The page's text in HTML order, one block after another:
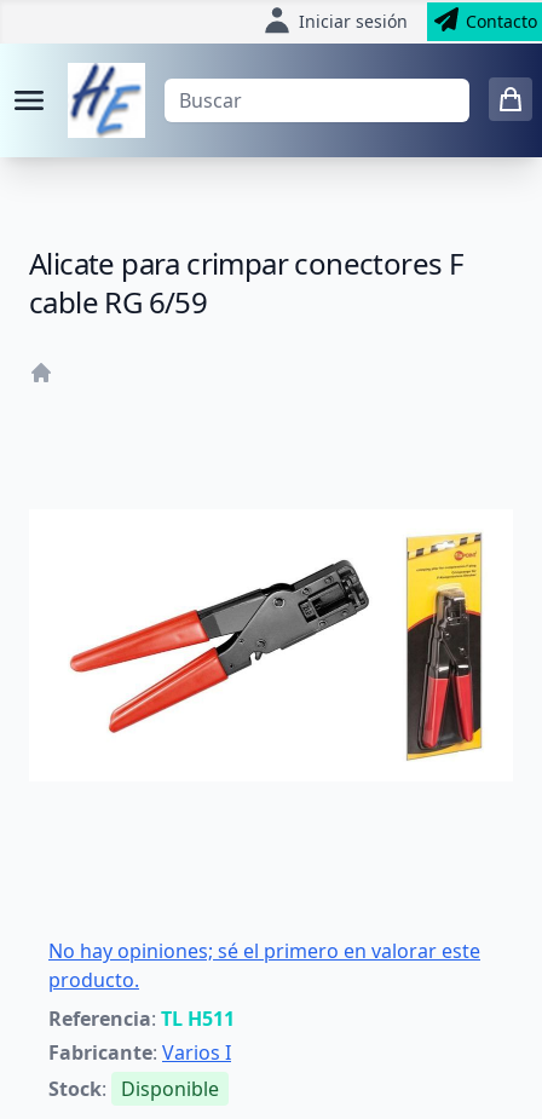
Iniciar sesión Contacto
Alicate para crimpar conectores F
cable RG 6/59
No hay opiniones; sé el primero en valorar este
producto.
Referencia: TL H511
Fabricante: Varios I
Stock: Disponible